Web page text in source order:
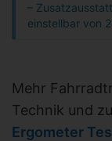
–
einstellbar von
Mehr
Technik und
Ergometer